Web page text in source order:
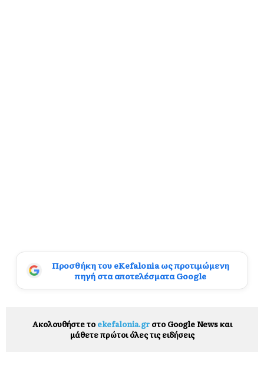
Προσθήκη του eKefalonia ως προτιμώμενη
πηγή στα αποτελέσματα Google
Ακολουθήστε το ekefalonia.grστο Google News και
μάθετε πρώτοι όλες τις ειδήσεις